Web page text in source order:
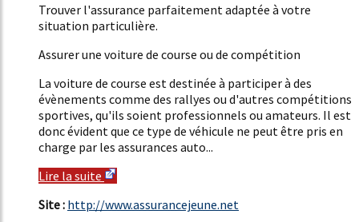
Trouver l'assurance parfaitement adaptée à votre
situation particulière.
Assurer une voiture de course ou de compétition
La voiture de course est destinée à participer à des
évènements comme des rallyes ou d'autres compétitions
sportives, qu'ils soient professionnels ou amateurs. Il est
donc évident que ce type de véhicule ne peut être pris en
charge par les assurances auto...
Lire la suite
Site : http://www.assurancejeune.net